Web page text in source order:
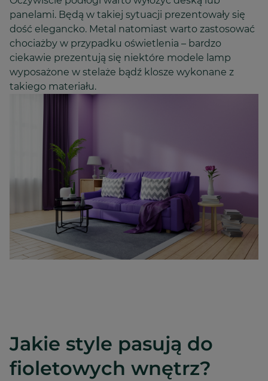
panelami. Będą w takiej sytuacji prezentowały się
dość elegancko. Metal natomiast warto zastosować
chociażby w przypadku oświetlenia – bardzo
ciekawie prezentują się niektóre modele lamp
wyposażone w stelaże bądź klosze wykonane z
takiego materiału.
Jakie style pasują do
fioletowych wnętrz?